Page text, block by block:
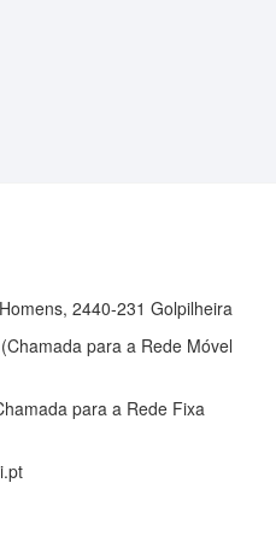
2440-231 Golpilheira
para a Rede Móvel
para a Rede Fixa